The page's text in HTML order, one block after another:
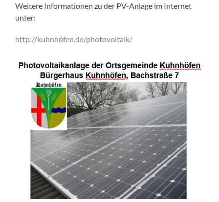
Weitere Informationen zu der PV-Anlage im Internet
unter:
http://kuhnhöfen.de/photovoltaik/